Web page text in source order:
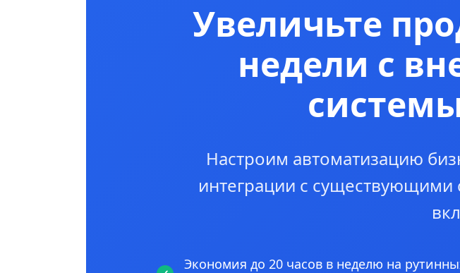
Увеличьте
недели с
Настроим автоматизацию
интеграции с существующими
Экономия до 20 часов в неделю на